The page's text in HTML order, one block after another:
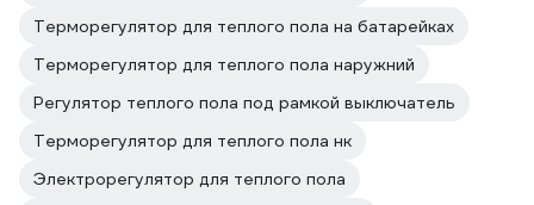
Терморегулятор для теплого пола на батарейках
Терморегулятор для теплого пола наружний
Регулятор теплого пола под рамкой выключатель
Терморегулятор для теплого пола нк
Электрорегулятор для теплого пола